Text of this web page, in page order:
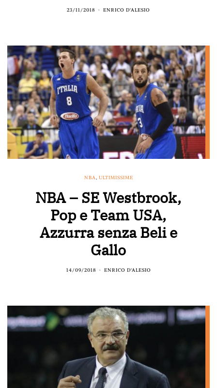
23/11/2018 ENRICO D'ALESIO
NBA ULTIMISSIME
NBA – SE Westbrook,
Pop e Team USA,
Azzurra senza Beli e
Gallo
14/09/2018 ENRICO D'ALESIO